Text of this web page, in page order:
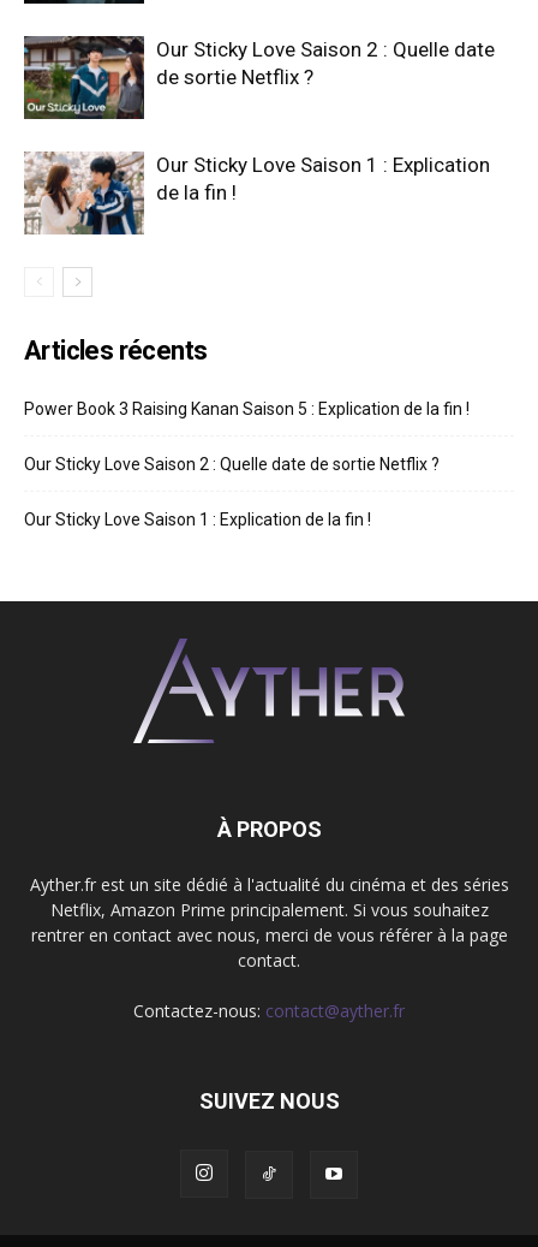
Our Sticky Love Saison 2 : Quelle date
de sortie Netflix ?
Our Sticky Love Saison 1 : Explication
de la fin !
Articles récents
Power Book 3 Raising Kanan Saison 5 : Explication de la fin !
Our Sticky Love Saison 2 : Quelle date de sortie Netflix ?
Our Sticky Love Saison 1 : Explication de la fin !
À PROPOS
Ayther.fr est un site dédié à l'actualité du cinéma et des séries
Netflix, Amazon Prime principalement. Si vous souhaitez
rentrer en contact avec nous, merci de vous référer à la page
contact.
Contactez-nous: contact@ayther.fr
SUIVEZ NOUS